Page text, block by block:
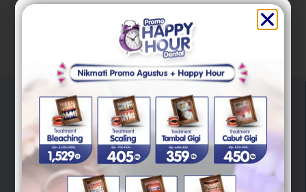
"Trust Your Smile With Us"
Kami berkomitmen untuk memberikan pelayanan berkualitas
untuk semua masalah kesehatan gigi Anda.